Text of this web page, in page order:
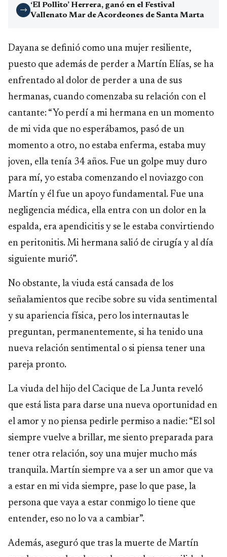
→
‘El Pollito’ Herrera, ganó en el Festival
Vallenato Mar de Acordeones de Santa Marta
Dayana se definió como una mujer resiliente,
puesto que además de perder a Martín Elías, se ha
enfrentado al dolor de perder a una de sus
hermanas, cuando comenzaba su relación con el
cantante: “Yo perdí a mi hermana en un momento
de mi vida que no esperábamos, pasó de un
momento a otro, no estaba enferma, estaba muy
joven, ella tenía 34 años. Fue un golpe muy duro
para mí, yo estaba comenzando el noviazgo con
Martín y él fue un apoyo fundamental. Fue una
negligencia médica, ella entra con un dolor en la
espalda, era apendicitis y se le estaba convirtiendo
en peritonitis. Mi hermana salió de cirugía y al día
siguiente murió”.
No obstante, la viuda está cansada de los
señalamientos que recibe sobre su vida sentimental
y su apariencia física, pero los internautas le
preguntan, permanentemente, si ha tenido una
nueva relación sentimental o si piensa tener una
pareja pronto.
La viuda del hijo del Cacique de La Junta reveló
que está lista para darse una nueva oportunidad en
el amor y no piensa pedirle permiso a nadie: “El sol
siempre vuelve a brillar, me siento preparada para
tener otra relación, soy una mujer mucho más
tranquila. Martín siempre va a ser un amor que va
a estar en mi vida siempre, pase lo que pase, la
persona que vaya a estar conmigo lo tiene que
entender, eso no lo va a cambiar”.
Además, aseguró que tras la muerte de Martín